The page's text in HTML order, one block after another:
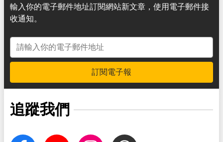
輸入你的電子郵件地址訂閱網站新文章，使用電子郵件接
收通知。
電子郵件地址
訂閱電子報
追蹤我們